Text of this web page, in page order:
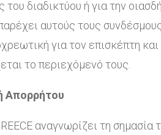
του διαδικτύου ή για την
αυτούς τους
για τον επισκέπτη
το περιεχόμενό τους.
Απορρήτου
αναγνωρίζει τη